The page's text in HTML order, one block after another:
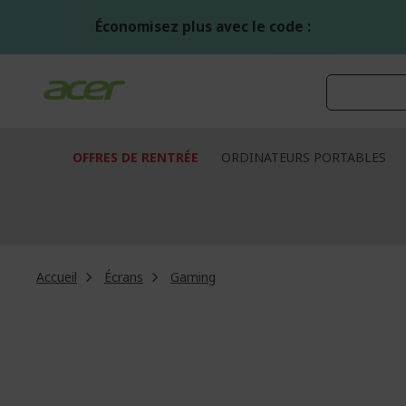
Économisez plus avec le code :
OFFRES DE RENTRÉE ORDINATEURS PORTABLES
Accueil Écrans
Gaming